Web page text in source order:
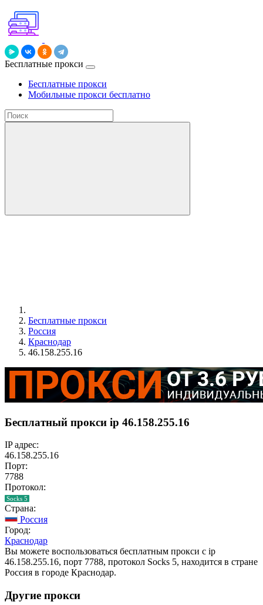
Бесплатные прокси
Бесплатные прокси
Мобильные прокси бесплатно
Бесплатные прокси
Россия
Краснодар
46.158.255.16
Бесплатный прокси ip 46.158.255.16
IP адрес:
46.158.255.16
Порт:
7788
Протокол:
Socks 5
Страна:
Россия
Город:
Краснодар
Вы можете воспользоваться бесплатным прокси с ip
46.158.255.16, порт 7788, протокол Socks 5, находится в стране
Россия в городе Краснодар.
Другие прокси